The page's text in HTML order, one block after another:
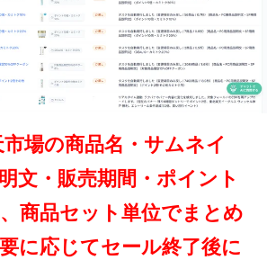
市場の商品名・サムネイ
文・販売期間・ポイント
商品セット単位でまとめ
に応じてセール終了後に